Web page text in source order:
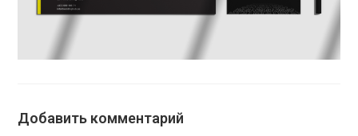
Добавить комментарий